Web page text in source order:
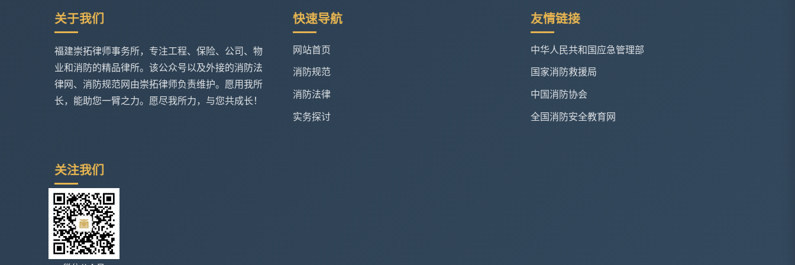
关于我们
福建崇拓律师事务所，专注工程、保险、公司、物
业和消防的精品律所。该公众号以及外接的消防法
律网、消防规范网由崇拓律师负责维护。愿用我所
长，能助您一臂之力。愿尽我所力，与您共成长！
快速导航
网站首页
消防规范
消防法律
实务探讨
友情链接
中华人民共和国应急管理部
国家消防救援局
中国消防协会
全国消防安全教育网
关注我们